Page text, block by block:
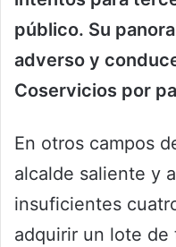
público. Su
adverso y
Coservicios por
En otros campos
alcalde saliente y
insuficientes
adquirir un lote de